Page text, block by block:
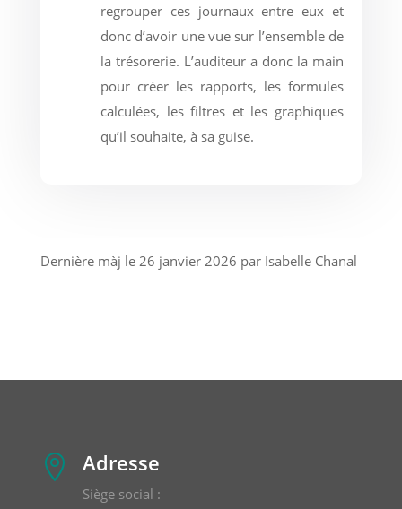
regrouper ces journaux entre eux et
donc d’avoir une vue sur l’ensemble de
la trésorerie. L’auditeur a donc la main
pour créer les rapports, les formules
calculées, les filtres et les graphiques
qu’il souhaite, à sa guise.
Dernière màj le 26 janvier 2026 par Isabelle Chanal
 Adresse
Siège social :